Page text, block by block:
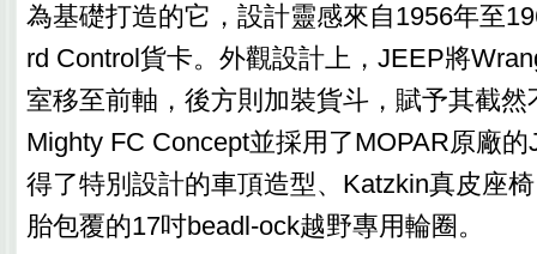
為基礎打造的它，設計靈感來自1956年至
rd Control貨卡。外觀設計上，JEEP將
室移至前軸，後方則加裝貨斗，賦予其截
Mighty FC Concept並採用了MOPAR原廠
得了特別設計的車頂造型、Katzkin真皮座
胎包覆的17吋beadl-ock越野專用輪圈。